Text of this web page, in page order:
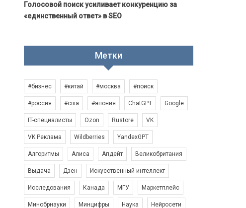
Голосовой поиск усиливает конкуренцию за
«единственный ответ» в SEO
Метки
#бизнес #китай #москва #поиск
#россия #сша #япония ChatGPT Google
IT-специалисты Ozon Rustore VK
VK Реклама Wildberries YandexGPT
Алгоритмы Алиса Апдейт Великобритания
Выдача Дзен Искусственный интеллект
Исследования Канада МГУ Маркетплейс
Минобрнауки Минцифры Наука Нейросети